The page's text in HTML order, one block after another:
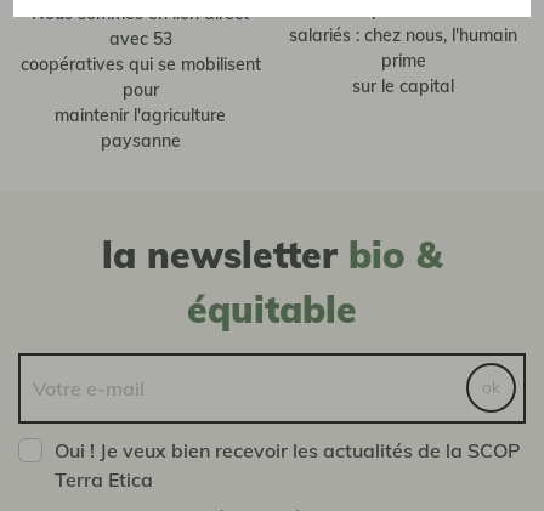
Nous sommes en lien direct
avec 53
coopératives qui se mobilisent
pour
maintenir l'agriculture
paysanne
salariés : chez nous, l'humain
prime
sur le capital
la newsletter bio &
équitable
Oui ! Je veux bien recevoir les actualités de la SCOP
Terra Etica
ok